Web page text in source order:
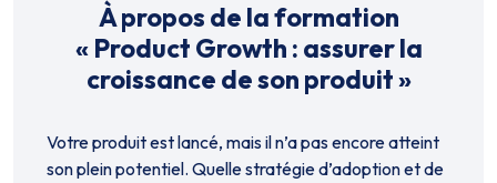
À propos de la formation
« Product Growth : assurer la
croissance de son produit»
Votre produit est lancé, mais il n’a pas encore atteint
son plein potentiel. Quelle stratégie d’adoption et de